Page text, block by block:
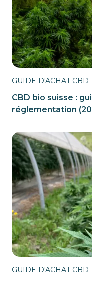
GUIDE D'ACHAT CBD
CBD bio suisse :
réglementation
GUIDE D'ACHAT CBD